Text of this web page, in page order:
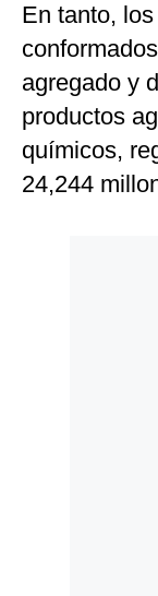
En tanto,
agregado y
productos
químicos,
24,244